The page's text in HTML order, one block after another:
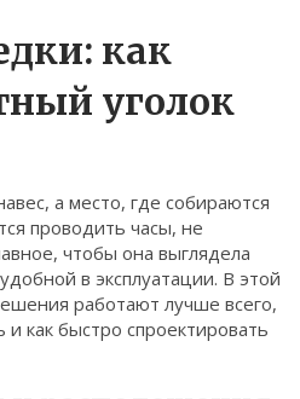
как
уголок
а место, где собираются
проводить часы, не
чтобы она выглядела
в эксплуатации. В этой
работают лучше всего,
как быстро спроектировать